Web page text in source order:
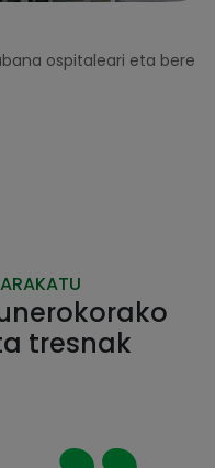
ospitaleari eta bere
tresnak